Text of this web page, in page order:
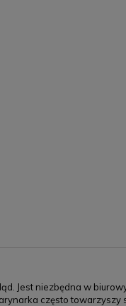
Jest niezbędna w
często